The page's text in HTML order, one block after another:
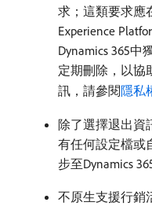
求；這類要求應
Experience
Dynamics 365
定期刪除，以協
訊，請參閱隱私
除了選擇退出資
有任何設定檔或
步至Dynamics 365
不原生支援行銷